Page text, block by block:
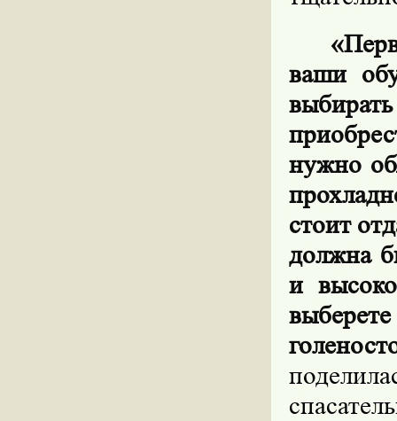
ваши
нужно
стоит
должна
и